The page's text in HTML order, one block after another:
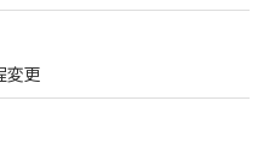
変更